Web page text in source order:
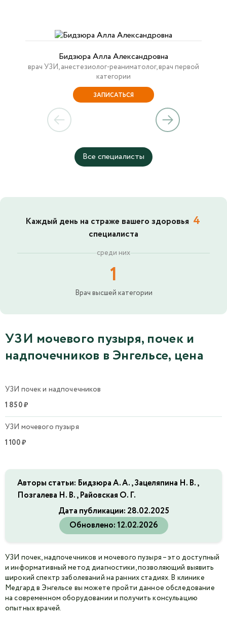
Бидзюра Алла Александровна
врач УЗИ, анестезиолог-реаниматолог, врач первой
категории
ЗАПИСАТЬСЯ
Все специалисты
Каждый день на страже вашего здоровья 4
специалиста
среди них
1
Врач высшей категории
УЗИ мочевого пузыря, почек и
надпочечников в Энгельсе, цена
УЗИ почек и надпочечников
1 850 ₽
УЗИ мочевого пузыря
1 100 ₽
Авторы статьи: Бидзюра А. А., Зацеляпина Н. В.,
Позгалева Н. В., Райовская О. Г.
Дата публикации: 28.02.2025
Обновлено:12.02.2026
УЗИ почек, надпочечников и мочевого пузыря – это доступный
и информативный метод диагностики, позволяющий выявить
широкий спектр заболеваний на ранних стадиях. В клинике
Медгард в Энгельсе вы можете пройти данное обследование
на современном оборудовании и получить консульацию
опытных врачей.